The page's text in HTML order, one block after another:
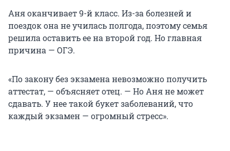
Аня оканчивает 9-й класс. Из-за болезней и
поездок она не училась полгода, поэтому семья
решила оставить ее на второй год. Но главная
причина — ОГЭ.
«По закону без экзамена невозможно получить
аттестат, — объясняет отец. — Но Аня не может
сдавать. У нее такой букет заболеваний, что
каждый экзамен — огромный стресс».